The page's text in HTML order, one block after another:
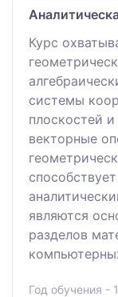
Курс
системы
плоскостей
векторные
являются
разделов
Год обучения - 1